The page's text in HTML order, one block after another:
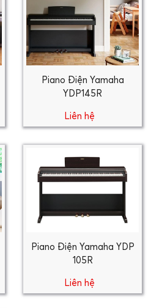
Piano Điện Yamaha
YDP145R
Liên hệ
Piano Điện Yamaha YDP
105R
Liên hệ